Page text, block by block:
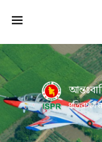
প্রতিরক্ষা